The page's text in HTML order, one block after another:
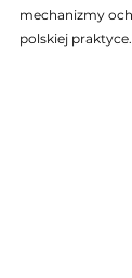
mechanizmy
polskiej praktyce.